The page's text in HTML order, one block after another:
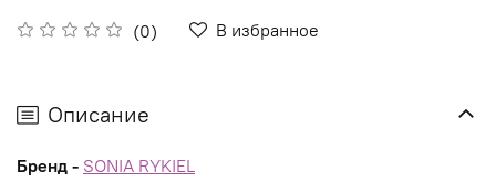
(0) В избранное
Описание
Бренд - SONIA RYKIEL